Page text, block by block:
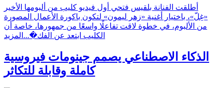
أطلقت الفنانة بلقيس فتحي أول فيديو كليب من ألبومها الأخير
«غِلّ»، باختيار أغنية «زهر ليمون» لتكون باكورة الأعمال المصورة
من الألبوم، في خطوة لاقت تفاعلًا واسعًا من جمهورها، خاصة أن
الكليب ابتعد عن الفك�... المزيد
الذكاء الاصطناعي يصمم جينومات فيروسية
كاملة وقابلة للتكاثر